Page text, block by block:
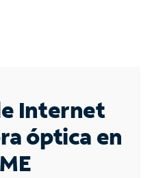
Internet
óptica en